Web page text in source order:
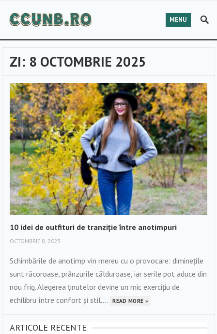
MENU
ZI: 8 OCTOMBRIE 2025
10 idei de outfituri de tranziție între anotimpuri
OCTOMBRIE 8, 2025
Schimbările de anotimp vin mereu cu o provocare: diminețile
sunt răcoroase, prânzurile călduroase, iar serile pot aduce din
nou frig. Alegerea ținutelor devine un mic exercițiu de
echilibru între confort și stil....
READ MORE »
ARTICOLE RECENTE